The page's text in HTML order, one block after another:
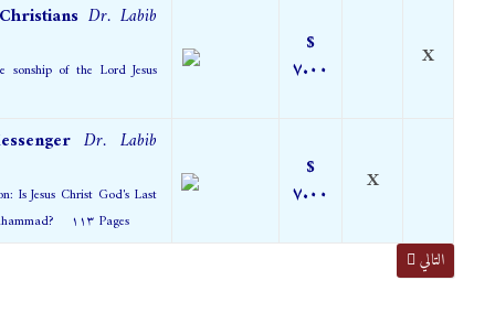
Dr. Labib
sonship of the Lord Jesus
$
٧.٠٠
X
Dr. Labib
Is Jesus Christ God's Last
Messenger, or is it Muhammad? ١١٣ Pages
$
٧.٠٠
X
المقال التالي: مقارنة أديان - ٣
التالي